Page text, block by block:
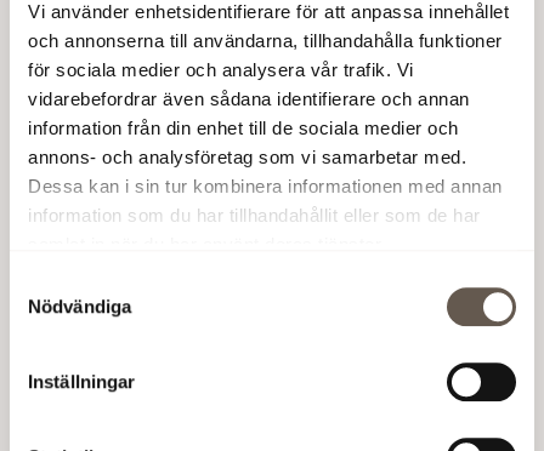
Vi använder enhetsidentifierare för att anpassa innehållet
och annonserna till användarna, tillhandahålla funktioner
för sociala medier och analysera vår trafik. Vi
vidarebefordrar även sådana identifierare och annan
information från din enhet till de sociala medier och
annons- och analysföretag som vi samarbetar med.
Dessa kan i sin tur kombinera informationen med annan
information som du har tillhandahållit eller som de har
Nödvändiga
Inställningar
3 okt 2007 15:30
Valberedning inför årsstämma 2008
Läs mer
27 sep 2007 08:45
Åsa Bergström ny ekonomi- och finanschef i Fabege
Läs mer
Fabege hyr ut 13 500 kvm till Carnegie och Max